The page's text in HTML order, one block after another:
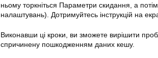
ньому торкніться Параметри скидання, а
налаштувань). Дотримуйтесь інструкцій на
Виконавши ці кроки, ви зможете вирішити
спричинену пошкодженням даних кешу.